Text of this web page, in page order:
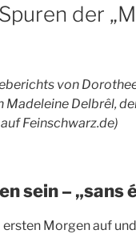
der
von
Delbrêl,
Feinschwarz.de)
sein – „sans
Morgen auf